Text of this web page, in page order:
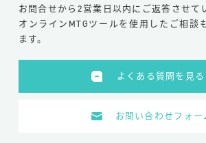
お問合せから2営業日以内にご返答させて
オンラインMTGツールを使用したご相談
ます。
よくある質問を見る
お問い合わせフォー